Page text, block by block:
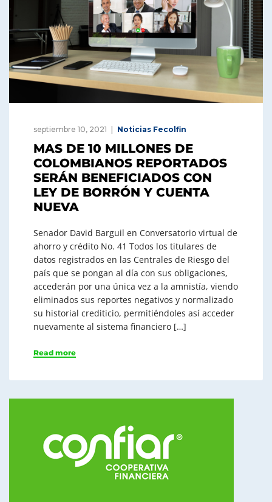
septiembre 10, 2021 Noticias Fecolfin
MAS DE 10 MILLONES DE
COLOMBIANOS REPORTADOS
SERÁN BENEFICIADOS CON
LEY DE BORRÓN Y CUENTA
NUEVA
Senador David Barguil en Conversatorio virtual de
ahorro y crédito No. 41 Todos los titulares de
datos registrados en las Centrales de Riesgo del
país que se pongan al día con sus obligaciones,
accederán por una única vez a la amnistía, viendo
eliminados sus reportes negativos y normalizado
su historial crediticio, permitiéndoles así acceder
nuevamente al sistema financiero […]
Read more